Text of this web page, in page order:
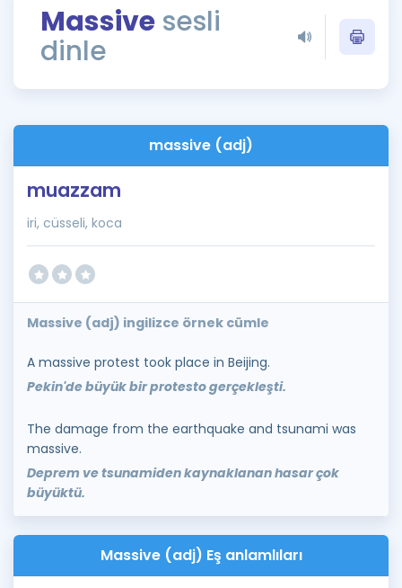
Rehberlik Aracı
ÖSYM Sınav Takvimi
İngilizce Gramer
Massive sesli
dinle
massive (adj)
muazzam
iri, cüsseli, koca
Massive (adj) ingilizce örnek cümle
A massive protest took place in Beijing.
Pekin'de büyük bir protesto gerçekleşti.
The damage from the earthquake and tsunami was
massive.
Deprem ve tsunamiden kaynaklanan hasar çok
büyüktü.
Massive (adj) Eş anlamlıları